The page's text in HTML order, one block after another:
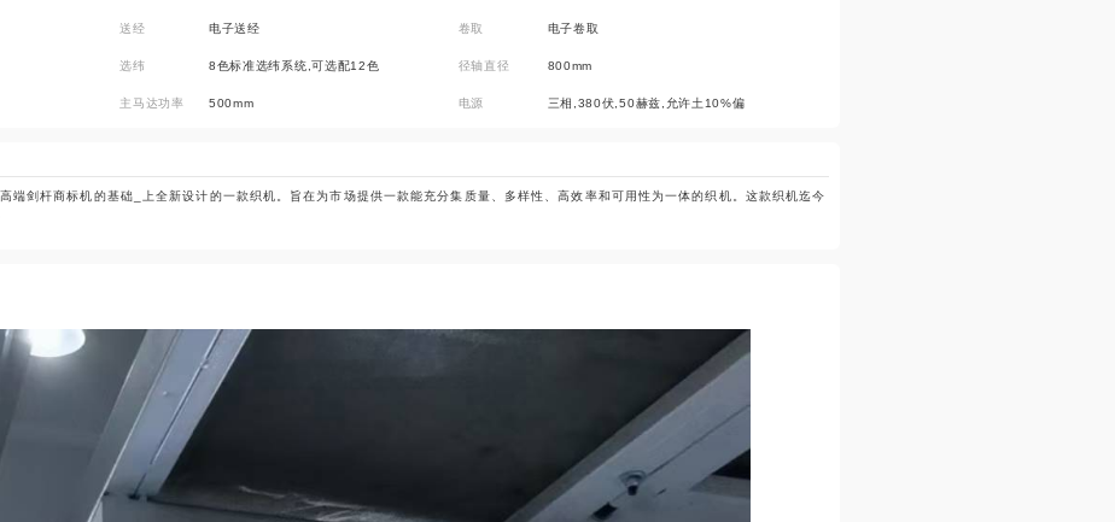
送经 电子送经 卷取 电子卷取
选纬 8色标准选纬系统,可选配12色 径轴直径 800mm
主马达功率 500mm 电源 三相,380伏,50赫兹,允许土10%偏
端剑杆商标机的基础_上全新设计的一款织机。旨在为市场提供一款能充分集质量、多样性、高效率和可用性为一体的织机。这款织机迄今